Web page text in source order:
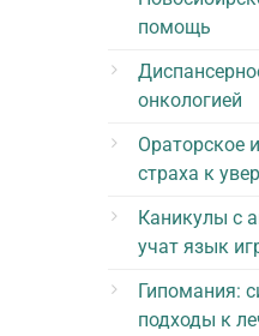
помощь
онкологией
Ораторское
страха к
Каникулы с
учат язык
Гипомания:
подходы к